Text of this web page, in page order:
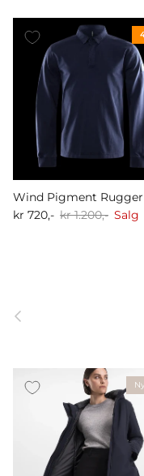
Wind Pigment Rugger
kr 720,- kr 1.200,- Salg
Forrige